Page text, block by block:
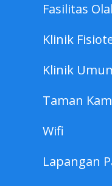
Bekasi
Jl. Harapan
Jawa Barat
021 50929354
Fasilitas
Klinik
Klinik
Taman
Wifi
Lapangan